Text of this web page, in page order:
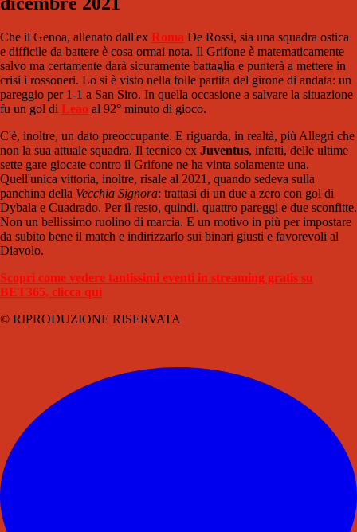
Che il Genoa, allenato dall'ex Roma De Rossi, sia una squadra ostica
e difficile da battere è cosa ormai nota. Il Grifone è matematicamente
salvo ma certamente darà sicuramente battaglia e punterà a mettere in
crisi i rossoneri. Lo si è visto nella folle partita del girone di andata: un
pareggio per 1-1 a San Siro. In quella occasione a salvare la situazione
fu un gol di Leao al 92° minuto di gioco.
C'è, inoltre, un dato preoccupante. E riguarda, in realtà, più Allegri che
non la sua attuale squadra. Il tecnico ex Juventus, infatti, delle ultime
sette gare giocate contro il Grifone ne ha vinta solamente una.
Quell'unica vittoria, inoltre, risale al 2021, quando sedeva sulla
panchina della Vecchia Signora: trattasi di un due a zero con gol di
Dybala e Cuadrado. Per il resto, quindi, quattro pareggi e due sconfitte.
Non un bellissimo ruolino di marcia. E un motivo in più per impostare
da subito bene il match e indirizzarlo sui binari giusti e favorevoli al
Diavolo.
Scopri come vedere tantissimi eventi in streaming gratis su
BET365, clicca qui
© RIPRODUZIONE RISERVATA